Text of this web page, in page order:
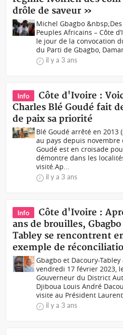
drôle de saveur »
Michel Gbagbo
Peuples Africains – Côte
le jour de la convocation
du Parti de Gbagbo,
il y a 3 ans
Info
Côte d'Ivoire :
Charles Blé Goudé fait
de paix sa priorité
Blé Goudé arrêté en 2013
au pays depuis novembre
Goudé est en croisade
démontre dans les
visité.Ap...
il y a 3 ans
Info
Côte d'Ivoire :
ans de brouilles,
Tabley se rencontrent
exemple de
Gbagbo et Dacoury-
vendredi 17 février 2023,
Gouverneur du District
Djiboua Louis André
visite au Président
il y a 3 ans